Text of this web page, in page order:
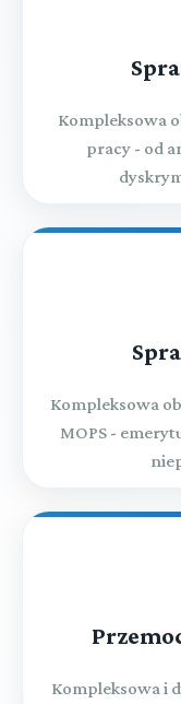
Kompleksowa
pracy - od
Kompleksowa
MOPS -
Kompleksowa i